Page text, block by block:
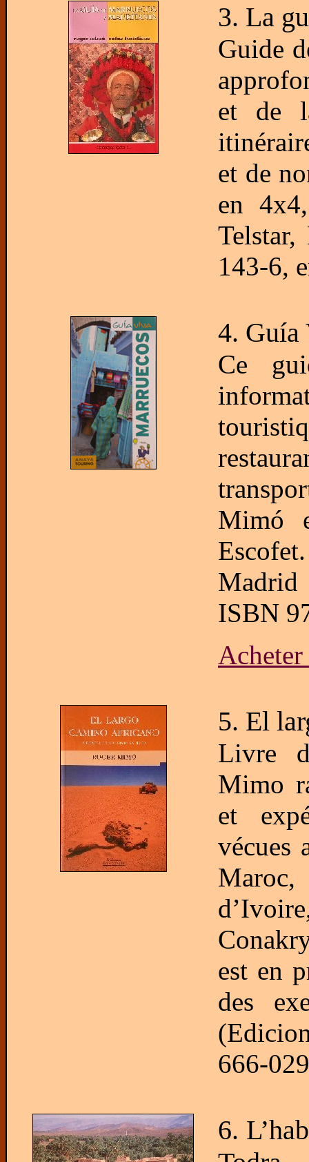
3. La
Guide
et de
et de
en
143-6,
4. Guía
Ce
Mimó
Madrid
ISBN
5. El
Livre
Mimo
et
vécues
est en
des
666-
6.